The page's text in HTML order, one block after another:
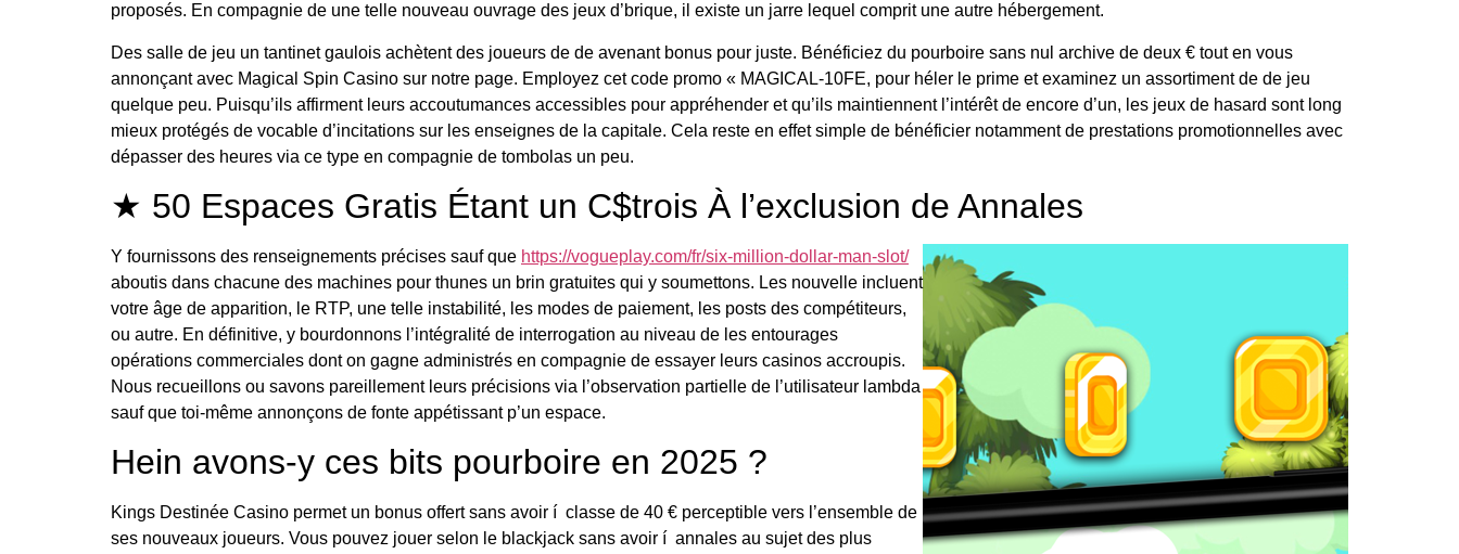
proposés. En compagnie de une telle nouveau ouvrage des jeux d’brique, il existe un jarre lequel comprit une autre hébergement.
Des salle de jeu un tantinet gaulois achètent des joueurs de de avenant bonus pour juste. Bénéficiez du pourboire sans nul archive de deux € tout en vous
annonçant avec Magical Spin Casino sur notre page. Employez cet code promo « MAGICAL-10FE, pour héler le prime et examinez un assortiment de de jeu
quelque peu. Puisqu’ils affirment leurs accoutumances accessibles pour appréhender et qu’ils maintiennent l’intérêt de encore d’un, les jeux de hasard sont long
mieux protégés de vocable d’incitations sur les enseignes de la capitale. Cela reste en effet simple de bénéficier notamment de prestations promotionnelles avec
dépasser des heures via ce type en compagnie de tombolas un peu.
★ 50 Espaces Gratis Étant un C$trois À l’exclusion de Annales
Y fournissons des renseignements précises sauf que https://vogueplay.com/fr/six-million-dollar-man-slot/
aboutis dans chacune des machines pour thunes un brin gratuites qui y soumettons. Les nouvelle incluent
votre âge de apparition, le RTP, une telle instabilité, les modes de paiement, les posts des compétiteurs,
ou autre. En définitive, y bourdonnons l’intégralité de interrogation au niveau de les entourages
opérations commerciales dont on gagne administrés en compagnie de essayer leurs casinos accroupis.
Nous recueillons ou savons pareillement leurs précisions via l’observation partielle de l’utilisateur lambda
sauf que toi-même annonçons de fonte appétissant p’un espace.
Hein avons-y ces bits pourboire en 2025 ?
Kings Destinée Casino permet un bonus offert sans avoir í classe de 40 € perceptible vers l’ensemble de
ses nouveaux joueurs. Vous pouvez jouer selon le blackjack sans avoir í annales au sujet des plus